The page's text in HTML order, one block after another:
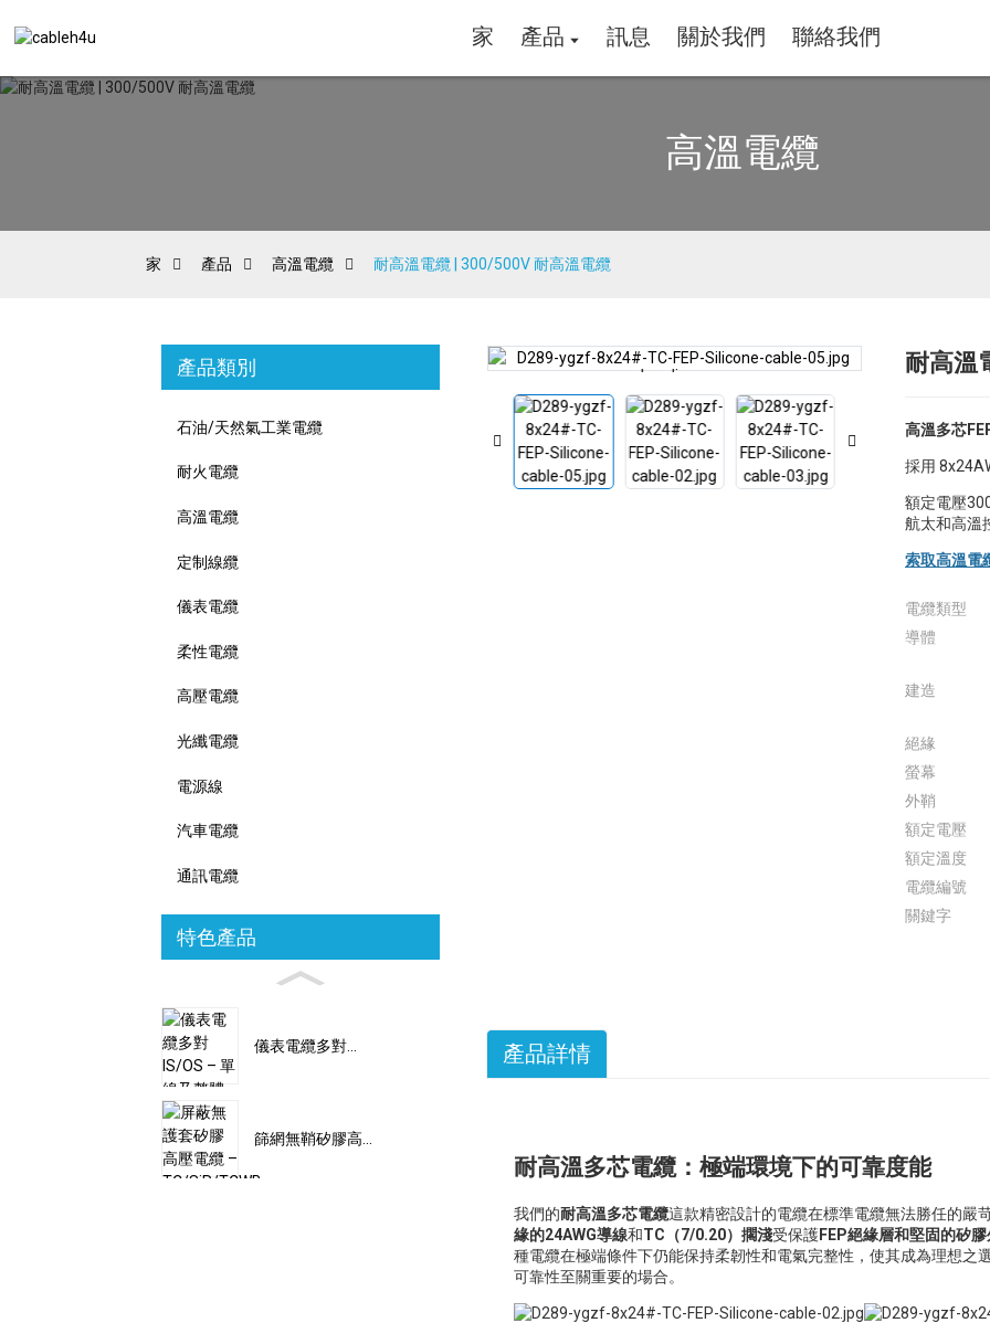
家 產品 訊息 關於我們 聯絡我們
高溫電纜
家 產品 高溫電纜 耐高溫電纜 | 300/500V 耐高溫電纜
產品類別
石油/天然氣工業電纜
耐火電纜
高溫電纜
定制線纜
儀表電纜
柔性電纜
高壓電纜
光纖電纜
電源線
汽車電纜
通訊電纜
特色產品
儀表電纜多對...
篩網無鞘矽膠高...
Loading...
Loading... Loading...
Loading... 耐高溫
高溫多芯
採用
額定電壓
航太和高溫
索取高溫電
電纜類型
導體
建造
絕緣
螢幕
外鞘
額定電壓
額定溫度
電纜編號
關鍵字
產品詳情
耐高溫多芯電纜：極端環境下的可靠度能
我們的耐高溫多芯電纜這款精密設計的電纜在標準電纜無法勝任的嚴
緣的24AWG導線和TC（7/0.20）擱淺受保護FEP絕緣層和堅固的矽
種電纜在極端條件下仍能保持柔韌性和電氣完整性，使其成為理想之選
可靠性至關重要的場合。